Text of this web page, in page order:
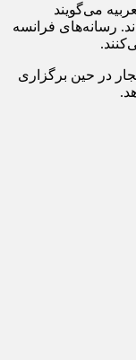
می‌گویند
رسانه‌های فرانسه
در حین برگزاری